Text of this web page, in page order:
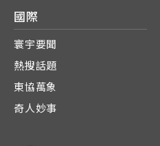
國際
寰宇要聞
熱搜話題
東協萬象
奇人妙事